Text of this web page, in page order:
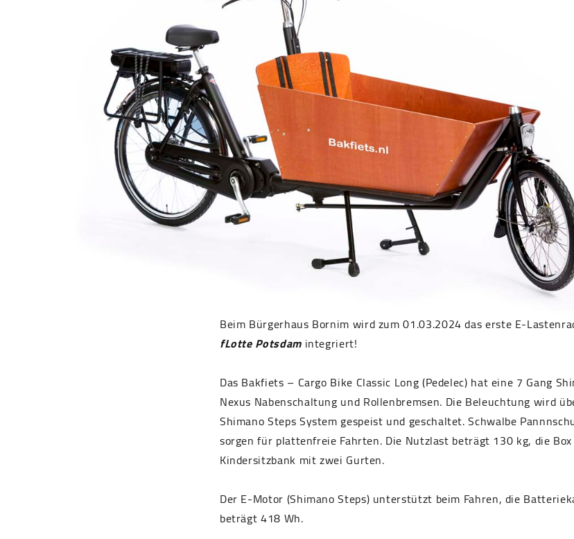
Beim Bürgerhaus Bornim wird zum 01.03.2024 das erste E-
fLotte Potsdamintegriert!
Das Bakfiets – Cargo Bike Classic Long (Pedelec) hat eine 7 Gang
Nexus Nabenschaltung und Rollenbremsen. Die Beleuchtung wird
Shimano Steps System gespeist und geschaltet. Schwalbe
sorgen für plattenfreie Fahrten. Die Nutzlast beträgt 130 kg, die
Kindersitzbank mit zwei Gurten.
Der E-Motor (Shimano Steps) unterstützt beim Fahren, die
beträgt 418 Wh.